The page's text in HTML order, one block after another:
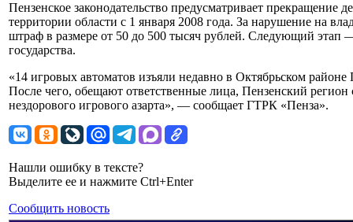
Пензенское законодательство предусматривает прекращение
территории области с 1 января 2008 года. За нарушение на
штраф в размере от 50 до 500 тысяч рублей. Следующий этап
государства.
«14 игровых автоматов изъяли недавно в Октябрьском
После чего, обещают ответственные лица, Пензенский регион
нездорового игрового азарта», — сообщает ГТРК «Пенза».
Нашли ошибку в тексте?
Выделите ее и нажмите Ctrl+Enter
Сообщить новость